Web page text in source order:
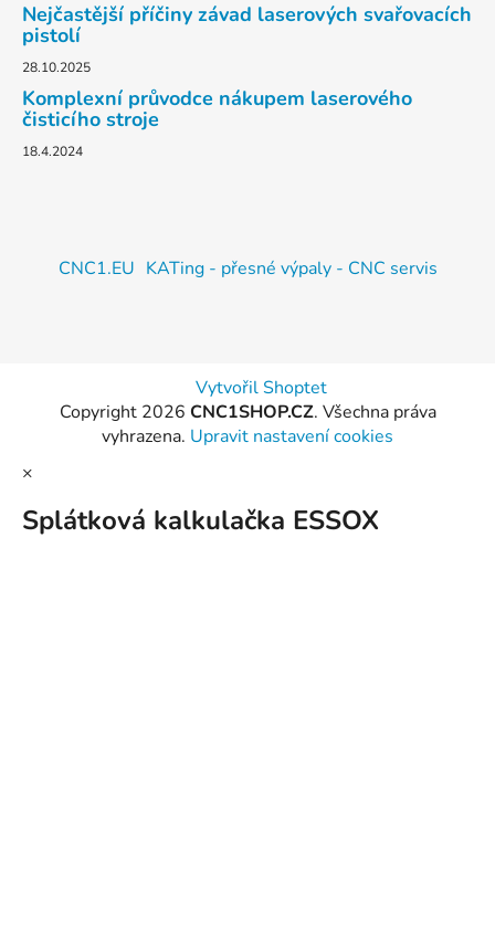
Nejčastější příčiny závad laserových svařovacích
pistolí
28.10.2025
Komplexní průvodce nákupem laserového
čisticího stroje
18.4.2024
CNC1.EU KATing - přesné výpaly - CNC servis
Vytvořil Shoptet
Copyright 2026 CNC1SHOP.CZ. Všechna práva
vyhrazena. Upravit nastavení cookies
×
Splátková kalkulačka ESSOX